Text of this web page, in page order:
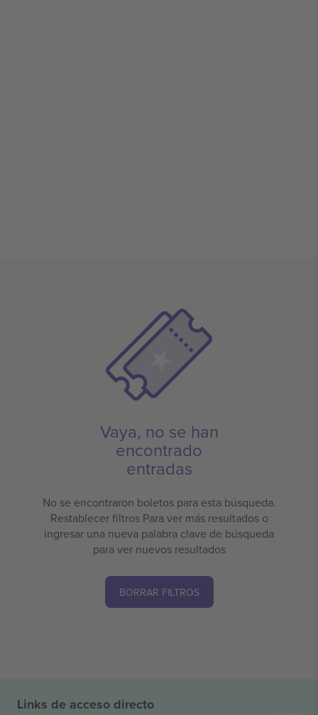
Vaya, no se han
encontrado
entradas
No se encontraron boletos para esta búsqueda.
Restablecer filtros Para ver más resultados o
ingresar una nueva palabra clave de búsqueda
para ver nuevos resultados
BORRAR FILTROS
Links de acceso directo